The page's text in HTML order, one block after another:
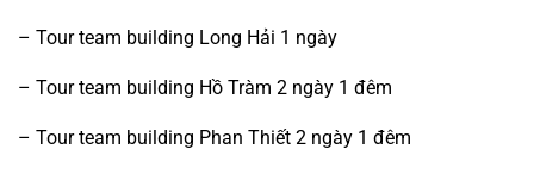
– Tour team building Long Hải 1 ngày
– Tour team building Hồ Tràm 2 ngày 1 đêm
– Tour team building Phan Thiết 2 ngày 1 đêm